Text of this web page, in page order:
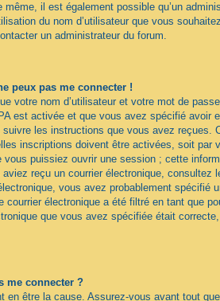
même, il est également possible qu’un
du nom d’utilisateur que vous
un administrateur du forum.
peux pas me connecter !
votre nom d’utilisateur et votre mot de
est activée et que vous avez spécifié avoir
suivre les instructions que vous avez reçues.
inscriptions doivent être activées, soit par
vous puissiez ouvrir une session ; cette
reçu un courrier électronique, consultez
vous avez probablement spécifié
courrier électronique a été filtré en tant que
que vous avez spécifiée était
me connecter ?
en être la cause. Assurez-vous avant tout